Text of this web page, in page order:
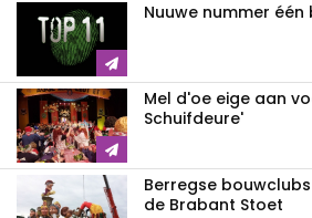
Nuuwe nummer één
Mel d'oe eige aan
Schuifdeure'
Berregse
de Brabant Stoet